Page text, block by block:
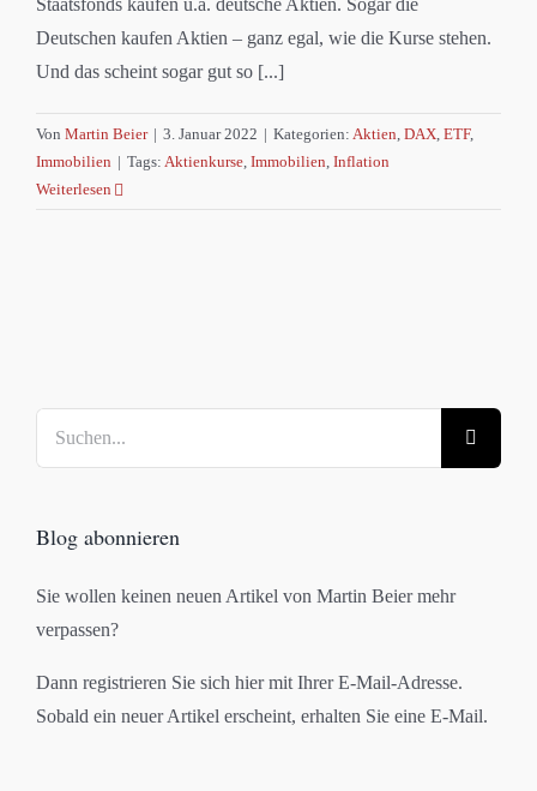
Staatsfonds kaufen u.a. deutsche Aktien. Sogar die
Deutschen kaufen Aktien – ganz egal, wie die Kurse stehen.
Und das scheint sogar gut so [...]
Von Martin Beier | 3. Januar 2022 | Kategorien: Aktien, DAX, ETF,
Immobilien | Tags: Aktienkurse, Immobilien, Inflation
Weiterlesen
Blog abonnieren
Sie wollen keinen neuen Artikel von Martin Beier mehr
verpassen?
Dann registrieren Sie sich hier mit Ihrer E-Mail-Adresse.
Sobald ein neuer Artikel erscheint, erhalten Sie eine E-Mail.